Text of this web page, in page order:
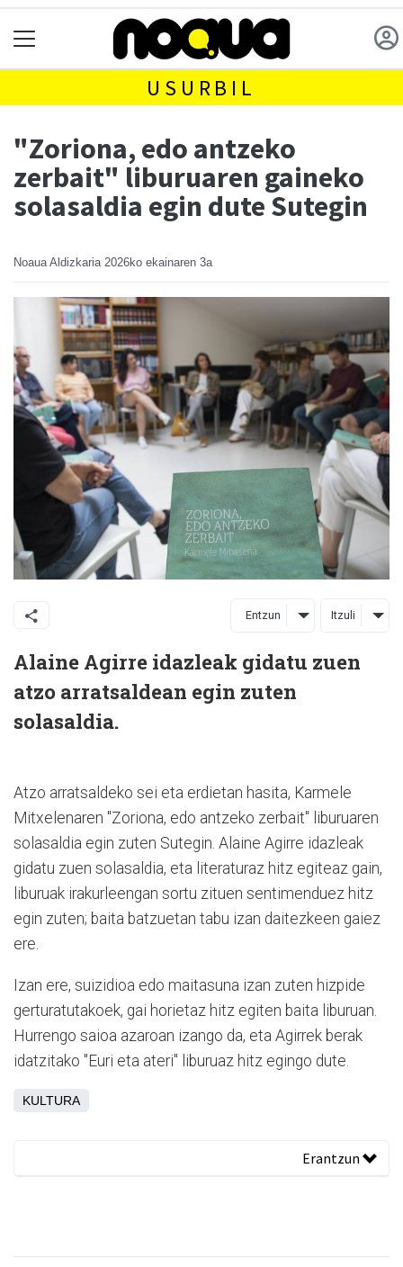
USURBIL
"Zoriona, edo antzeko
zerbait" liburuaren gaineko
solasaldia egin dute Sutegin
Noaua Aldizkaria 2026ko ekainaren 3a
Entzun Itzuli
Alaine Agirre idazleak gidatu zuen
atzo arratsaldean egin zuten
solasaldia.
Atzo arratsaldeko sei eta erdietan hasita, Karmele
Mitxelenaren "Zoriona, edo antzeko zerbait" liburuaren
solasaldia egin zuten Sutegin. Alaine Agirre idazleak
gidatu zuen solasaldia, eta literaturaz hitz egiteaz gain,
liburuak irakurleengan sortu zituen sentimenduez hitz
egin zuten; baita batzuetan tabu izan daitezkeen gaiez
ere.
Izan ere, suizidioa edo maitasuna izan zuten hizpide
gerturatutakoek, gai horietaz hitz egiten baita liburuan.
Hurrengo saioa azaroan izango da, eta Agirrek berak
idatzitako "Euri eta ateri" liburuaz hitz egingo dute.
KULTURA
Erantzun